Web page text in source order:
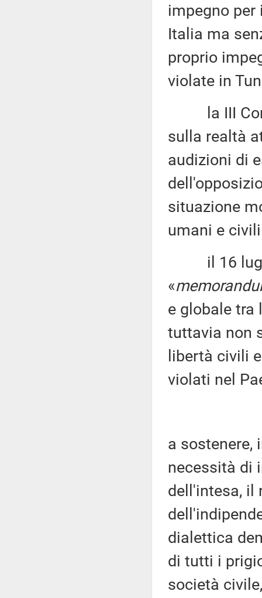
impegno
Italia ma
proprio
violate in
la III
sulla realtà
audizioni di
situazione
umani e
il 16
«
e globale tra
tuttavia non
libertà civili
violati nel
a sostenere,
necessità di
dell'intesa, il
dialettica
di tutti i
società